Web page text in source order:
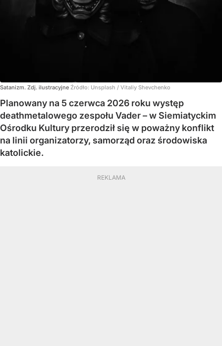
Satanizm. Zdj. ilustracyjne Źródło: Unsplash / Vitaliy Shevchenko
Planowany na 5 czerwca 2026 roku występ
deathmetalowego zespołu Vader – w Siemiatyckim
Ośrodku Kultury przerodził się w poważny konflikt
na linii organizatorzy, samorząd oraz środowiska
katolickie.